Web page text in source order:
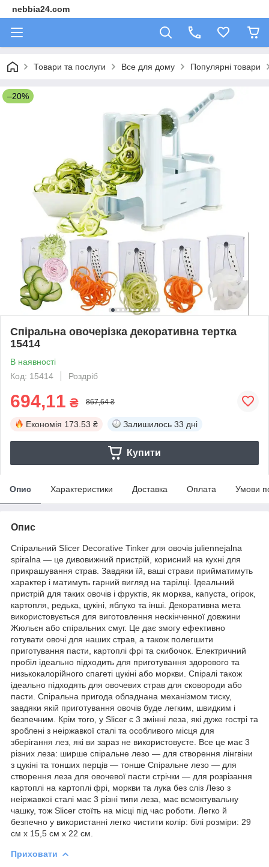
nebbia24.com
Товари та послуги Все для дому Популярні товари
–20%
Спіральна овочерізка декоративна тертка
15414
В наявності
Код: 15414
Роздріб
694,11 ₴ 867,64 ₴
Економія 173.53 ₴ Залишилось 33 дні
Купити
Опис Характеристики Доставка Оплата Умови
Опис
Спіральний Slicer Decorative Tinker для овочів juliennejalna
spiralna — це дивовижний пристрій, корисний на кухні для
прикрашування страв. Завдяки їй, ваші страви прийматимуть
характер і матимуть гарний вигляд на тарілці. Ідеальний
пристрій для таких овочів і фруктів, як морква, капуста, огірок,
картопля, редька, цукіні, яблуко та інші. Декоративна мета
використовується для виготовлення нескінченної довжини
Жюльєн або спіральних смуг. Це дає змогу ефективно
готувати овочі для наших страв, а також полегшити
приготування пасти, картоплі фрі та скибочок. Електричний
пробіл ідеально підходить для приготування здорового та
низькокалорійного спагеті цукіні або моркви. Спіралі також
ідеально підходять для овочевих страв для сковороди або
пасти. Спіральна пригода обладнана механізмом тиску,
завдяки якій приготування овочів буде легким, швидким і
безпечним. Крім того, у Slicer є 3 змінні леза, які дуже гострі та
зроблені з неіржавкої сталі та особливого місця для
зберігання лез, які ви зараз не використовуєте. Все це має 3
різних леза: ширше спіральне лезо — для створення лінгвіни
з цукіні та тонших перців — тонше Спіральне лезо — для
створення леза для овочевої пасти стрічки — для розрізання
картоплі на картоплі фрі, моркви та лука без сліз Лезо з
неіржавкої сталі має 3 різні типи леза, має всмоктувальну
чашку, тож Slicer стоїть на місці під час роботи. Легко й
безпечно у використанні легко чистити колір: білі розміри: 29
см х 15,5 см х 22 см.
Приховати